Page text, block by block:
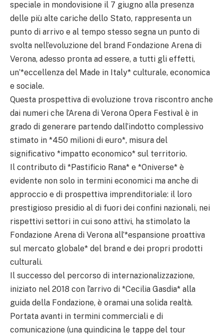
speciale in mondovisione il 7 giugno alla presenza
delle più alte cariche dello Stato, rappresenta un
punto di arrivo e al tempo stesso segna un punto di
svolta nell’evoluzione del brand Fondazione Arena di
Verona, adesso pronta ad essere, a tutti gli effetti,
un’*eccellenza del Made in Italy* culturale, economica
e sociale.
Questa prospettiva di evoluzione trova riscontro anche
dai numeri che l’Arena di Verona Opera Festival è in
grado di generare partendo dall’indotto complessivo
stimato in *450 milioni di euro*, misura del
significativo *impatto economico* sul territorio.
Il contributo di *Pastificio Rana* e *Oniverse* è
evidente non solo in termini economici ma anche di
approccio e di prospettiva imprenditoriale: il loro
prestigioso presidio al di fuori dei confini nazionali, nei
rispettivi settori in cui sono attivi, ha stimolato la
Fondazione Arena di Verona all’*espansione proattiva
sul mercato globale* del brand e dei propri prodotti
culturali.
Il successo del percorso di internazionalizzazione,
iniziato nel 2018 con l’arrivo di *Cecilia Gasdia* alla
guida della Fondazione, è oramai una solida realtà.
Portata avanti in termini commerciali e di
comunicazione (una quindicina le tappe del tour